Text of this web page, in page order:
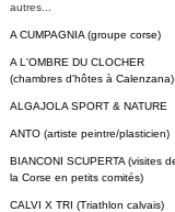
autres...
A CUMPAGNIA (groupe corse)
A L'OMBRE DU CLOCHER
(chambres d'hôtes à Calenzana)
ALGAJOLA SPORT & NATURE
ANTO (artiste peintre/plasticien)
BIANCONI SCUPERTA (visites
la Corse en petits comités)
CALVI X TRI (Triathlon calvais)